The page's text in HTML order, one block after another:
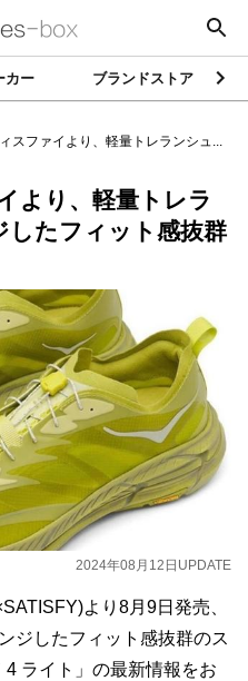
カー ブランドストア
スファイより、軽量トレランシュ...
より、軽量トレラ
したフィット感抜群
2024年08月12日 UPDATE
より8月9日発売、
ジしたフィット感抜群のス
ライト」の最新情報をお